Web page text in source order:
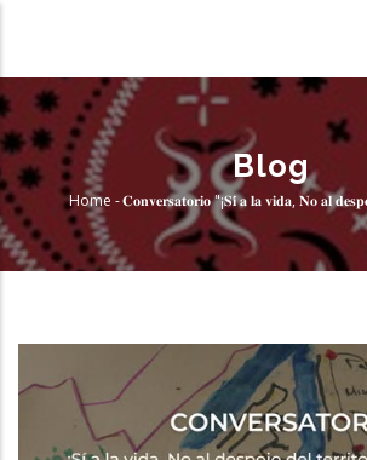
main
content
Blog
Breadcrumb
Home -𝐂𝐨𝐧𝐯𝐞𝐫𝐬𝐚𝐭𝐨𝐫𝐢𝐨 "¡𝐒𝐢́ 𝐚 𝐥𝐚 𝐯𝐢𝐝𝐚, 𝐍𝐨 𝐚𝐥